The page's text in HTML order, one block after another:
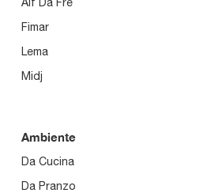
Fimar
Lema
Midj
Ambiente
Da Cucina
Da Pranzo